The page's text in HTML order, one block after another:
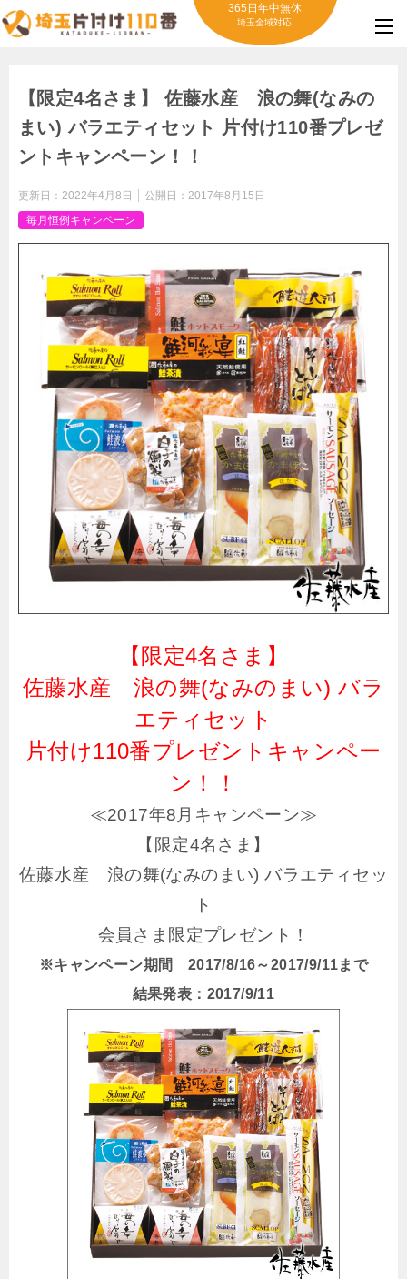
365日年中無休
埼玉全域対応
【限定4名さま】 佐藤水産 浪の舞(なみの
まい) バラエティセット 片付け110番プレゼ
ントキャンペーン！！
更新日： 2022年4月8日 公開日： 2017年8月15日
毎月恒例キャンペーン
【限定4名さま】
佐藤水産 浪の舞(なみのまい) バラ
エティセット
片付け110番プレゼントキャンペー
ン！！
≪2017年8月キャンペーン≫
【限定4名さま】
佐藤水産 浪の舞(なみのまい) バラエティセッ
ト
会員さま限定プレゼント！
※キャンペーン期間 2017/8/16～2017/9/11まで
結果発表：2017/9/11